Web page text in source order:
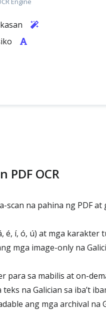
OCR
scan na pahina ng PDF
é, í, ó, ú) at mga karakter
mga image-only na
para sa mabilis at on-
na Galician sa iba’t
ang mga archival na